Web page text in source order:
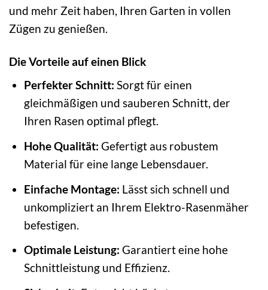
und mehr Zeit haben, Ihren Garten in vollen
Zügen zu genießen.
Die Vorteile auf einen Blick
Perfekter Schnitt: Sorgt für einen
gleichmäßigen und sauberen Schnitt, der
Ihren Rasen optimal pflegt.
Hohe Qualität: Gefertigt aus robustem
Material für eine lange Lebensdauer.
Einfache Montage: Lässt sich schnell und
unkompliziert an Ihrem Elektro-Rasenmäher
befestigen.
Optimale Leistung: Garantiert eine hohe
Schnittleistung und Effizienz.